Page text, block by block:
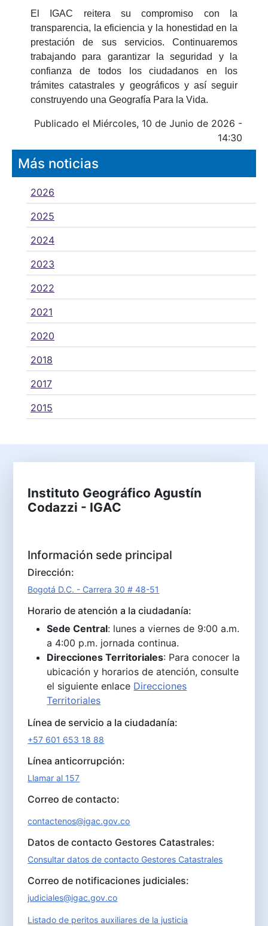
El IGAC reitera su compromiso con la
transparencia, la eficiencia y la honestidad en la
prestación de sus servicios. Continuaremos
trabajando para garantizar la seguridad y la
confianza de todos los ciudadanos en los
trámites catastrales y geográficos y así seguir
construyendo una Geografía Para la Vida.
Publicado el Miércoles, 10 de Junio de 2026 -
14:30
Más noticias
2026
2025
2024
2023
2022
2021
2020
2018
2017
2015
Instituto Geográfico Agustín
Codazzi - IGAC
Información sede principal
Dirección:
Bogotá D.C. - Carrera 30 # 48-51
Horario de atención a la ciudadanía:
Sede Central: lunes a viernes de 9:00 a.m.
a 4:00 p.m. jornada continua.
Direcciones Territoriales: Para conocer la
ubicación y horarios de atención, consulte
el siguiente enlace Direcciones
Territoriales
Línea de servicio a la ciudadanía:
+57 601 653 18 88
Línea anticorrupción:
Llamar al 157
Correo de contacto:
contactenos@igac.gov.co
Datos de contacto Gestores Catastrales:
Consultar datos de contacto Gestores Catastrales
Correo de notificaciones judiciales:
judiciales@igac.gov.co
Listado de peritos auxiliares de la justicia